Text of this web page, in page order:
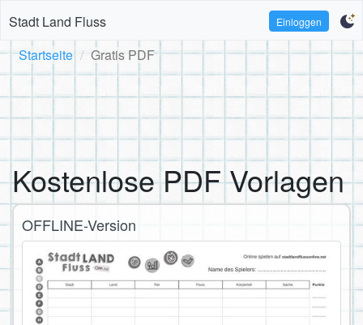
Stadt Land Fluss Einloggen
Startseite Gratis PDF
Kostenlose PDF Vorlagen
OFFLINE-Version